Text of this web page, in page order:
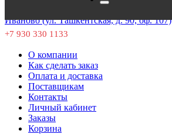
Иваново (ул. Ташкентская, д. 90, оф. 107)
+7 930 330 1133
О компании
Как сделать заказ
Оплата и доставка
Поставщикам
Контакты
Личный кабинет
Заказы
Корзина